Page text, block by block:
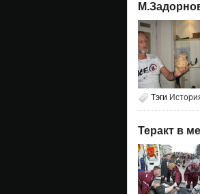
Тэги
Теракт в